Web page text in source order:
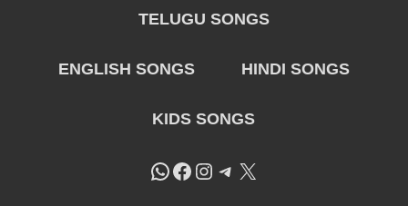
TELUGU SONGS
ENGLISH SONGS HINDI SONGS
KIDS SONGS
WhatsApp
Facebook
Instagram
Telegram
X